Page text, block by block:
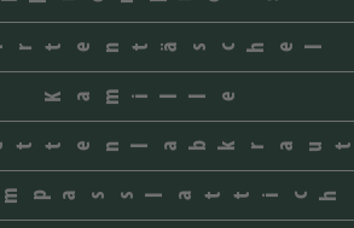
Kamille